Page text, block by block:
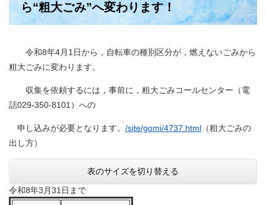
ら“粗大ごみ”へ変わります！
令和8年4月1日から，自転車の種別区分が，燃えないごみから
粗大ごみに変わります。
収集を依頼するには，事前に，粗大ごみコールセンター（電
話029-350-8101）への
申し込みが必要となります。 /site/gomi/4737.html （粗大ごみの
出し方）
表のサイズを切り替える
令和8年3月31日まで